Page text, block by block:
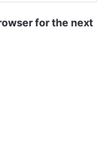
for the next